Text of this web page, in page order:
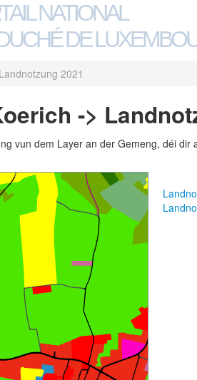
NATIONAL
DE
Landnotzung 2021
->
vun dem Layer an der Gemeng, déi